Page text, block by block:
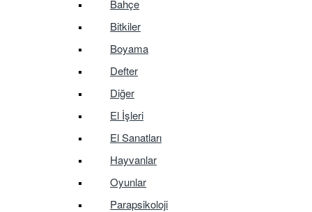
Bahçe
Bitkiler
Boyama
Defter
Diğer
El İşleri
El Sanatları
Hayvanlar
Oyunlar
Parapsikoloji